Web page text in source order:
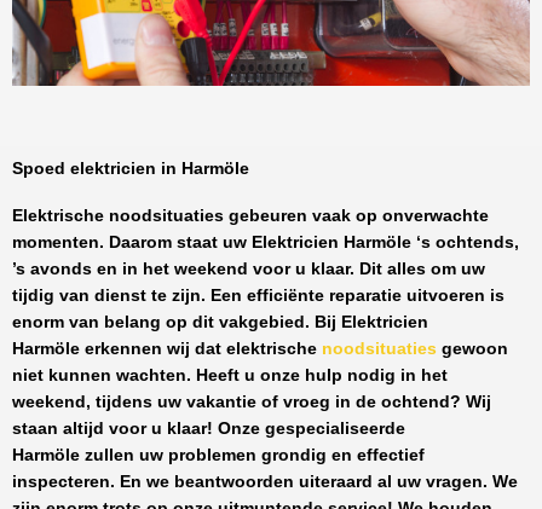
Spoed elektricien in Harmöle
Elektrische noodsituaties gebeuren vaak op onverwachte
momenten. Daarom staat uw Elektricien Harmöle ‘s ochtends,
’s avonds en in het weekend voor u klaar. Dit alles om uw
tijdig van dienst te zijn. Een efficiënte reparatie uitvoeren is
enorm van belang op dit vakgebied. Bij Elektricien
Harmöle erkennen wij dat elektrische noodsituaties gewoon
niet kunnen wachten. Heeft u onze hulp nodig in het
weekend, tijdens uw vakantie of vroeg in de ochtend? Wij
staan altijd voor u klaar! Onze gespecialiseerde
Harmöle zullen uw problemen grondig en effectief
inspecteren. En we beantwoorden uiteraard al uw vragen. We